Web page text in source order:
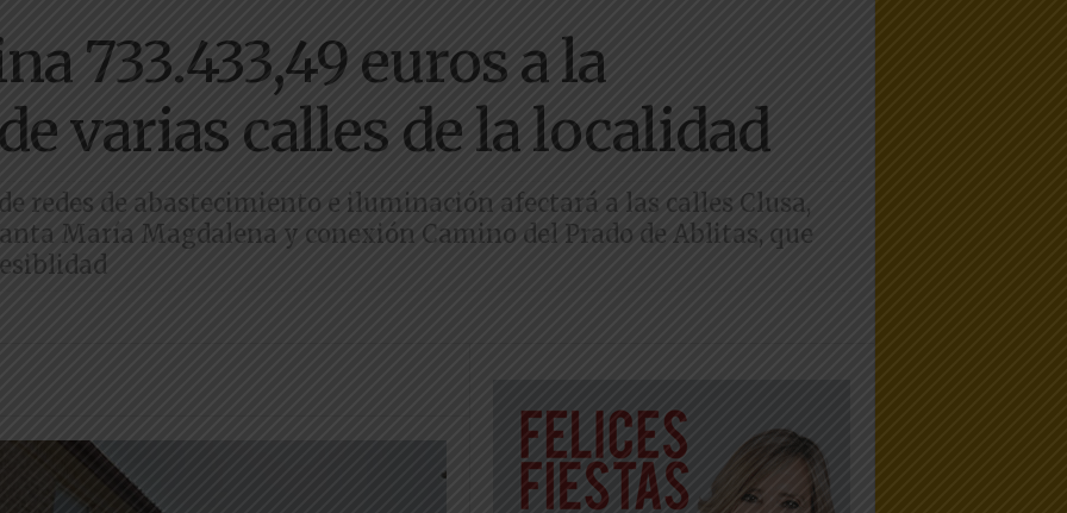
733.433,49 euros a la
varias calles de la localidad
redes de abastecimiento e iluminación afectará a las calles Clusa,
María Magdalena y conexión Camino del Prado de Ablitas, que